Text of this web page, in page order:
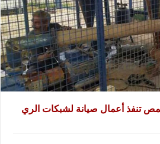
تنفذ أعمال صيانة لشبكات الري